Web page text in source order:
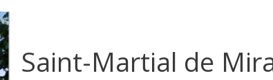
Saint-Martial de